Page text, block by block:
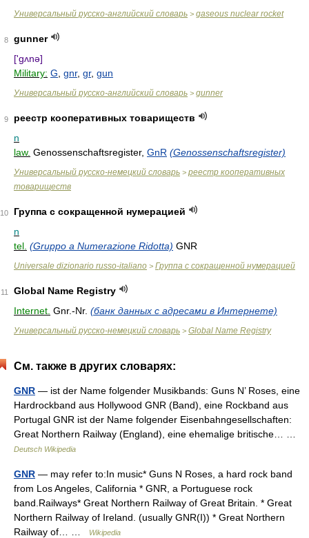
Универсальный русско-английский словарь > gaseous nuclear rocket
8
gunner
['gʌnə]
Military: G gnr, gr, gun
Универсальный русско-английский словарь > gunner
9
реестр кооперативных товариществ
n
law. Genossenschaftsregister, GnR (Genossenschaftsregister)
Универсальный русско-немецкий словарь > реестр кооперативных
товариществ
10
Группа с сокращенной нумерацией
n
tel. (Gruppo a Numerazione Ridotta) GNR
Universale dizionario russo-italiano > Группа с сокращенной нумерацией
11
Global Name Registry
Internet. Gnr.-Nr. (банк данных с адресами в Интернете)
Универсальный русско-немецкий словарь > Global Name Registry
См. также в других словарях:
GNR — ist der Name folgender Musikbands: Guns N’ Roses, eine
Hardrockband aus Hollywood GNR (Band), eine Rockband aus
Portugal GNR ist der Name folgender Eisenbahngesellschaften:
Great Northern Railway (England), eine ehemalige britische… …
Deutsch Wikipedia
GNR — may refer to:In music* Guns N Roses, a hard rock band
from Los Angeles, California * GNR, a Portuguese rock
band.Railways* Great Northern Railway of Great Britain. * Great
Northern Railway of Ireland. (usually GNR(I)) * Great Northern
Railway of… …
Wikipedia